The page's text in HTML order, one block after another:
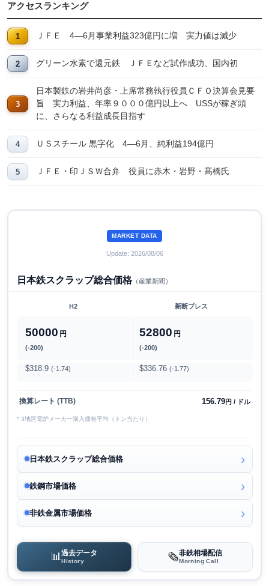
アクセスランキング
ＪＦＥ 4―6月事業利益323億円に増 実力値は減少
グリーン水素で還元鉄 ＪＦＥなど試作成功、国内初
日本製鉄の岩井尚彦・上席常務執行役員ＣＦＯ決算会見要
旨 実力利益、年率９０００億円以上へ USSが稼ぎ頭
に、さらなる利益成長目指す
ＵＳスチール 黒字化 4―6月、純利益194億円
ＪＦＥ・印ＪＳＷ合弁 役員に赤木・岩野・髙橋氏
MARKET DATA
Update: 2026/08/06
日本鉄スクラップ総合価格（産業新聞）
H2 新断プレス
50000 円
(-200)
52800 円
(-200)
$318.9 (-1.74) $336.76 (-1.77)
換算レート (TTB) 156.79円 / ドル
* 3地区電炉メーカー購入価格平均（トン当たり）
日本鉄スクラップ総合価格
鉄鋼市場価格
非鉄金属市場価格
📊過去データ
History 🗞️非鉄相場配信
Morning Call